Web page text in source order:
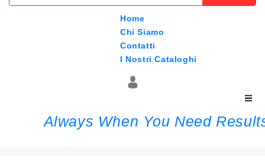
Home
Chi Siamo
Contatti
I Nostri Cataloghi
Always When You Need